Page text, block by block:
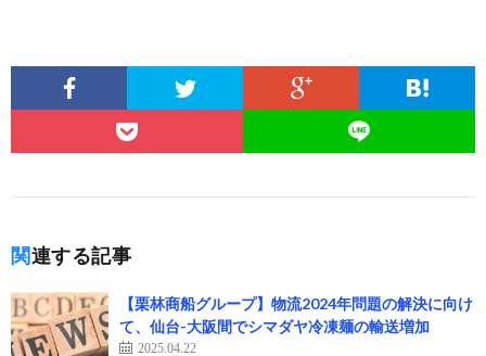
関連する記事
【栗林商船グループ】物流2024年問題の解決に向け
て、仙台-大阪間でシマダヤ冷凍麺の輸送増加
2025.04.22